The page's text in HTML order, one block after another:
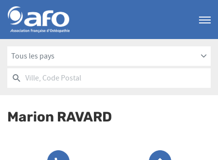
Menu
Tous les pays
Ville,RECHERCHER
UN
AFO
Marion RAVARD